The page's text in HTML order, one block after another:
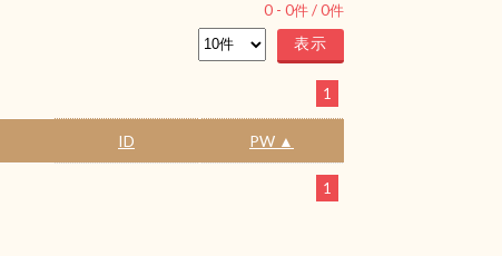
0 - 0件 /0件
1
ID PW ▲
1